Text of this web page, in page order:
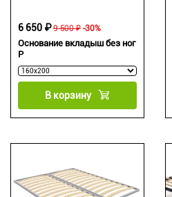
Основание вкладыш без ног
P
9 500 ₽
6 650 ₽ -30%
В корзину